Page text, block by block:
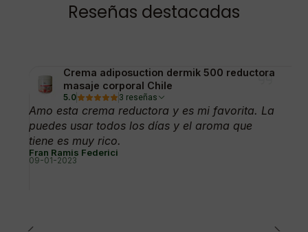
Reseñas destacadas
Crema adiposuction dermik 500 reductora
masaje corporal Chile
5.0 3 reseñas
Amo esta crema reductora y es mi favorita. La
puedes usar todos los días y el aroma que
tiene es muy rico.
Fran Ramis Federici
09-01-2023